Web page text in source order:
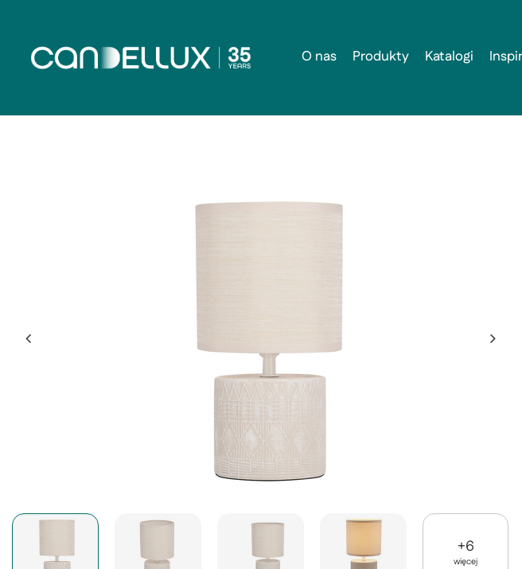
O nas Produkty Katalogi
+6
więcej